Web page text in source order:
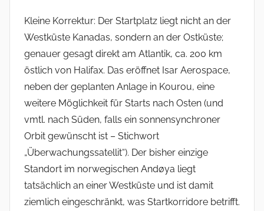
Kleine Korrektur: Der Startplatz liegt nicht an der
Westküste Kanadas, sondern an der Ostküste;
genauer gesagt direkt am Atlantik, ca. 200 km
östlich von Halifax. Das eröffnet Isar Aerospace,
neben der geplanten Anlage in Kourou, eine
weitere Möglichkeit für Starts nach Osten (und
vmtl. nach Süden, falls ein sonnensynchroner
Orbit gewünscht ist – Stichwort
„Überwachungssatellit“). Der bisher einzige
Standort im norwegischen Andøya liegt
tatsächlich an einer Westküste und ist damit
ziemlich eingeschränkt, was Startkorridore betrifft.